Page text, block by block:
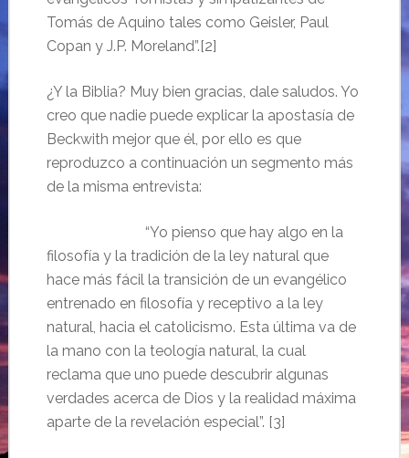
Tomás de Aquino tales como Geisler, Paul
Copan y J.P. Moreland”.[2]
¿Y la Biblia? Muy bien gracias, dale saludos. Yo
creo que nadie puede explicar la apostasía de
Beckwith mejor que él, por ello es que
reproduzco a continuación un segmento más
de la misma entrevista:
“Yo pienso que hay algo en la
filosofía y la tradición de la ley natural que
hace más fácil la transición de un evangélico
entrenado en filosofía y receptivo a la ley
natural, hacia el catolicismo. Esta última va de
la mano con la teología natural, la cual
reclama que uno puede descubrir algunas
verdades acerca de Dios y la realidad máxima
aparte de la revelación especial”. [3]